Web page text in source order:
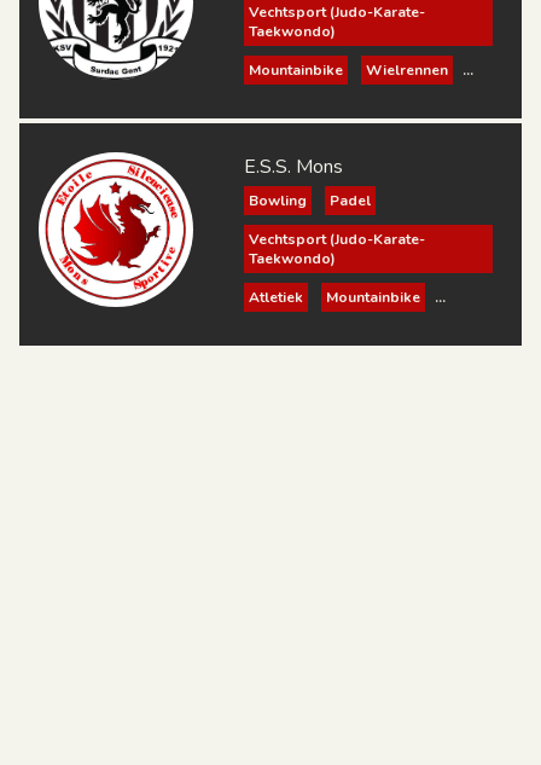
Vechtsport (Judo-Karate-
Taekwondo)
Mountainbike
Wielrennen
E.S.S. Mons
Bowling
Padel
Vechtsport (Judo-Karate-
Taekwondo)
Atletiek
Mountainbike